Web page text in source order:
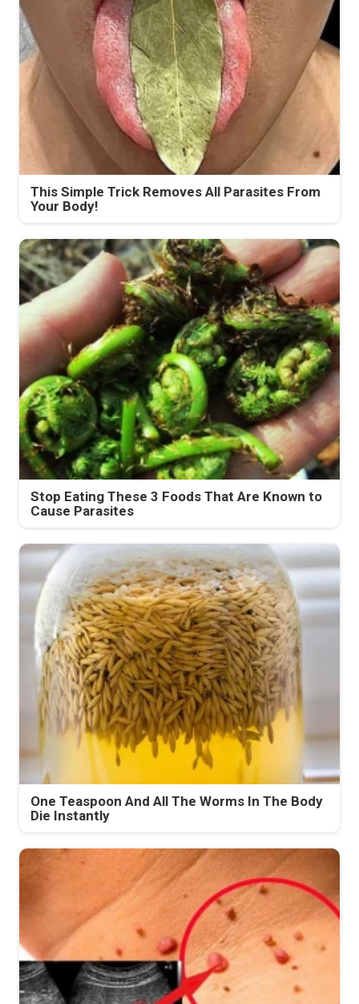
This Simple Trick Removes All Parasites From
Your Body!
Stop Eating These 3 Foods That Are Known to
Cause Parasites
One Teaspoon And All The Worms In The Body
Die Instantly